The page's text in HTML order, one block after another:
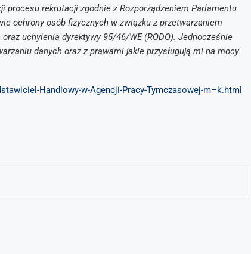
rekrutacji zgodnie z Rozporządzeniem Parlamentu
ochrony osób fizycznych w związku z przetwarzaniem
uchylenia dyrektywy 95/46/WE (RODO). Jednocześnie
danych oraz z prawami jakie przysługują mi na mocy
Handlowy-w-Agencji-Pracy-Tymczasowej-m–k.html